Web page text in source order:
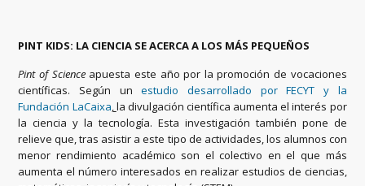
PINT KIDS: LA CIENCIA SE ACERCA A LOS MÁS PEQUEÑOS
Pint of Scienceapuesta este año por la promoción de vocaciones
científicas. Según unestudio desarrollado por FECYT y la
Fundación LaCaixa,la divulgación científica aumenta el interés por
la ciencia y la tecnología. Esta investigación también pone de
relieve que, tras asistir a este tipo de actividades, los alumnos con
menor rendimiento académico son el colectivo en el que más
aumenta el número interesados en realizar estudios de ciencias,